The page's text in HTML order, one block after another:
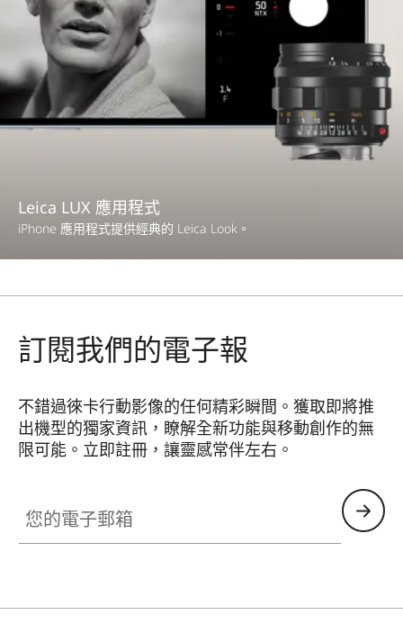
Leica LUX 應用程式
iPhone 應用程式提供經典的 Leica Look。
訂閱我們的電子報
不錯過徠卡行動影像的任何精彩瞬間。獲取即將推
出機型的獨家資訊，瞭解全新功能與移動創作的無
限可能。立即註冊，讓靈感常伴左右。